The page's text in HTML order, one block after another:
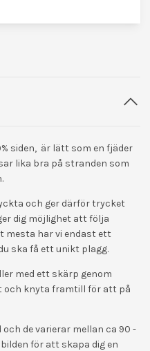
siden, är lätt som en fjäder
lika bra på stranden som
och ger därför trycket
dig möjlighet att följa
mesta har vi endast ett
ska få ett unikt plagg.
med ett skärp genom
och knyta framtill för att på
de varierar mellan ca 90 -
för att skapa dig en